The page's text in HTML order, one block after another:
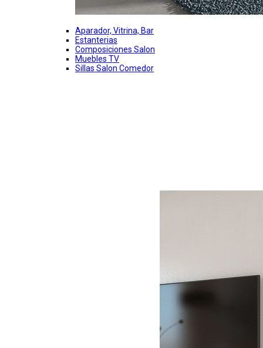
Aparador, Vitrina, Bar
Estanterias
Composiciones Salon
Muebles TV
Sillas Salon Comedor